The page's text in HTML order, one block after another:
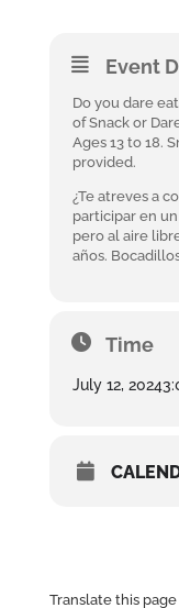
Event
Do you dare
of Snack or
Ages 13 to 18.
provided.
¿Te atreves a
participar en
pero al aire
años.
Time
July 12, 2024
Translate this page